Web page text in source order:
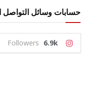
حسابات وسائل التواصل
6.9k
Followers